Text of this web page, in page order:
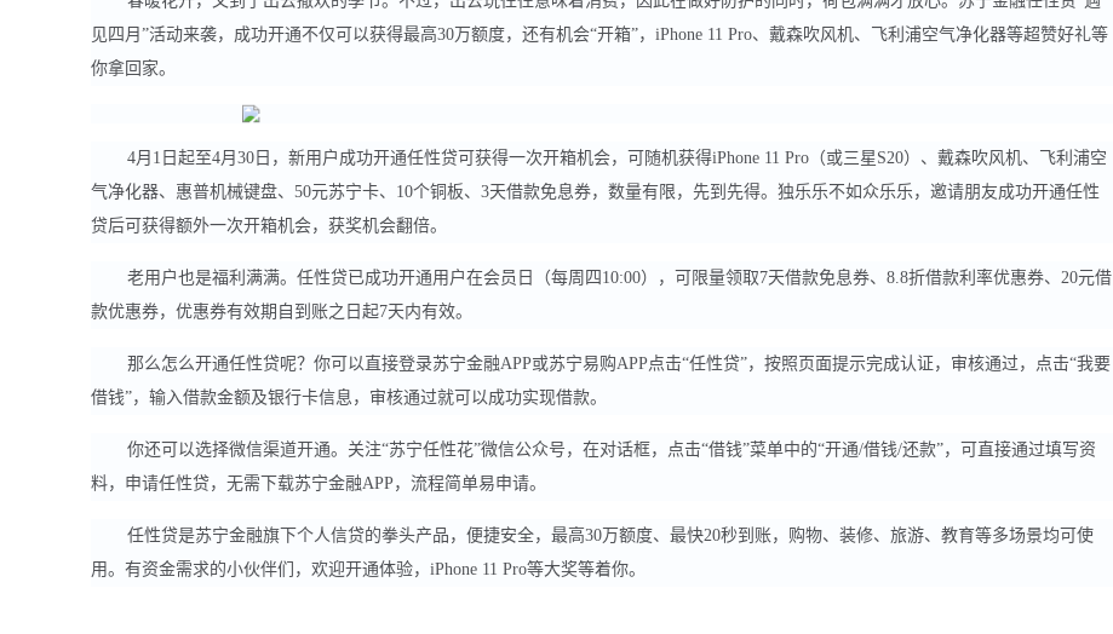
见四月”活动来袭，成功开通不仅可以获得最高30万额度，还有机会“开箱”，iPhone 11 Pro、戴森吹风机、飞利浦空气净化器等超赞好礼等
你拿回家。
4月1日起至4月30日，新用户成功开通任性贷可获得一次开箱机会，可随机获得iPhone 11 Pro（或三星S20）、戴森吹风机、飞利浦空
气净化器、惠普机械键盘、50元苏宁卡、10个铜板、3天借款免息券，数量有限，先到先得。独乐乐不如众乐乐，邀请朋友成功开通任性
贷后可获得额外一次开箱机会，获奖机会翻倍。
老用户也是福利满满。任性贷已成功开通用户在会员日（每周四10:00），可限量领取7天借款免息券、8.8折借款利率优惠券、20元借
款优惠券，优惠券有效期自到账之日起7天内有效。
那么怎么开通任性贷呢？你可以直接登录苏宁金融APP或苏宁易购APP点击“任性贷”，按照页面提示完成认证，审核通过，点击“我要
借钱”，输入借款金额及银行卡信息，审核通过就可以成功实现借款。
你还可以选择微信渠道开通。关注“苏宁任性花”微信公众号，在对话框，点击“借钱”菜单中的“开通/借钱/还款”，可直接通过填写资
料，申请任性贷，无需下载苏宁金融APP，流程简单易申请。
任性贷是苏宁金融旗下个人信贷的拳头产品，便捷安全，最高30万额度、最快20秒到账，购物、装修、旅游、教育等多场景均可使
用。有资金需求的小伙伴们，欢迎开通体验，iPhone 11 Pro等大奖等着你。